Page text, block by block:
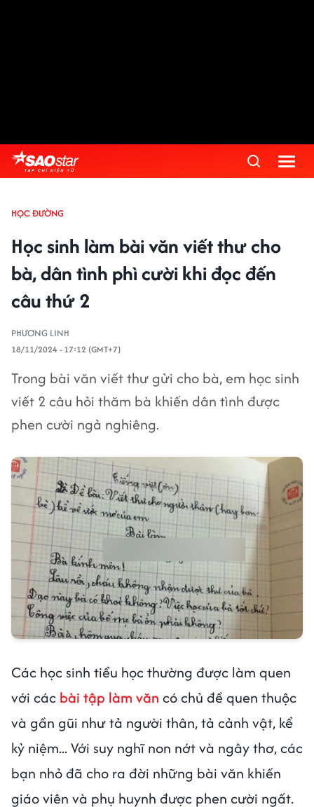
HỌC ĐƯỜNG
Học sinh làm bài văn viết thư cho
bà, dân tình phì cười khi đọc đến
câu thứ 2
PHƯƠNG LINH
18/11/2024 - 17:12 (GMT+7)
Trong bài văn viết thư gửi cho bà, em học sinh
viết 2 câu hỏi thăm bà khiến dân tình được
phen cười ngả nghiêng.
Các học sinh tiểu học thường được làm quen
với các bài tập làm văn có chủ đề quen thuộc
và gần gũi như tả người thân, tả cảnh vật, kể
kỷ niệm... Với suy nghĩ non nớt và ngây thơ, các
bạn nhỏ đã cho ra đời những bài văn khiến
giáo viên và phụ huynh được phen cười ngất.